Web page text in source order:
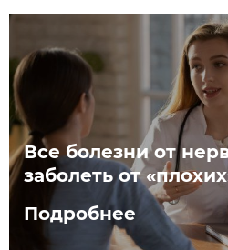
Все болезни от
заболеть от
Подробнее